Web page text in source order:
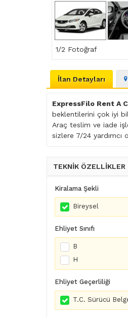
1/2 Fotoğraf
İlan Detayları
ExpressFilo Rent A
beklentilerini çok iyi
Araç teslim ve iade
sizlere 7/24 yardımcı
TEKNİK ÖZELLİKLER
Kiralama Şekli
Bireysel
Ehliyet Sınıfı
B
H
Ehliyet Geçerliliği
T.C. Sürücü